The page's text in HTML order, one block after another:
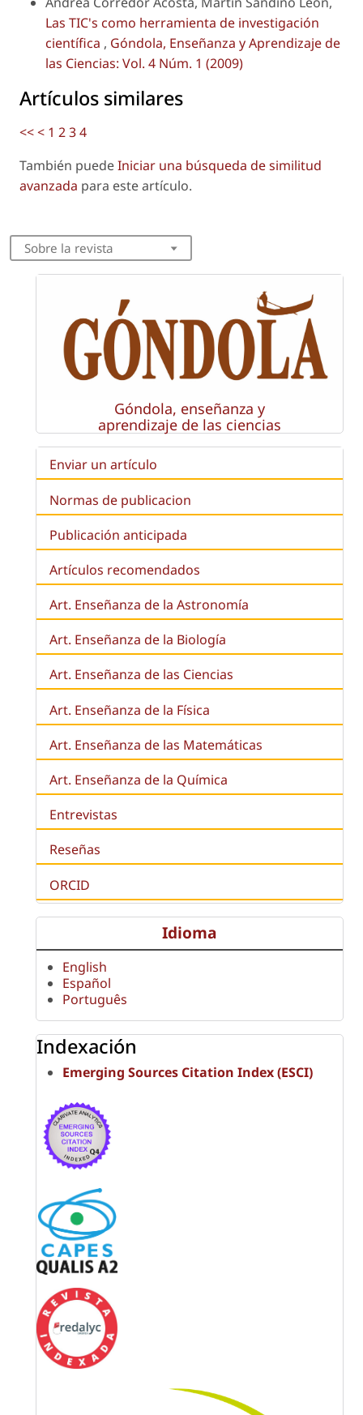
Las TIC's como herramienta de investigación
científica , Góndola, Enseñanza y Aprendizaje de
las Ciencias: Vol. 4 Núm. 1 (2009)
Artículos similares
<<< 1 234
También puedeIniciar una búsqueda de similitud
avanzada para este artículo.
Sobre la revista
Góndola, enseñanza y
aprendizaje de las ciencias
Enviar un artículo
Normas de publicacion
Publicación anticipada
Artículos recomendados
Art. Enseñanza de la Astronomía
Art. Enseñanza de la Biología
Art. Enseñanza de las Ciencias
Art. Enseñanza de la Física
Art. Enseñanza de las Matemáticas
Art. Enseñanza de la Química
Entrevistas
Reseñas
ORCID
Idioma
English
Español
Português
Indexación
Emerging Sources Citation Index (ESCI)